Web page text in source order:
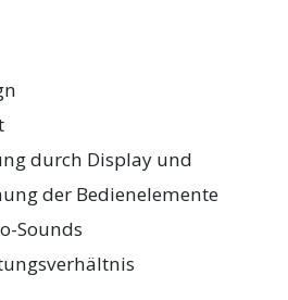
durch Display und
der Bedienelemente
Sounds